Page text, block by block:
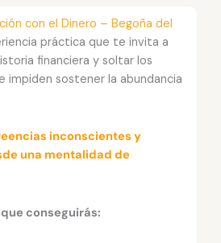
con el Dinero – Begoña del
práctica que te invita a
financiera y soltar los
impiden sostener la abundancia
inconscientes y
una mentalidad de
conseguirás: